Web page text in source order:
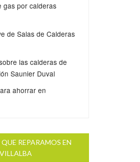
gas por calderas
de Salas de Calderas
las calderas de
Saunier Duval
ahorrar en
REPARAMOS EN